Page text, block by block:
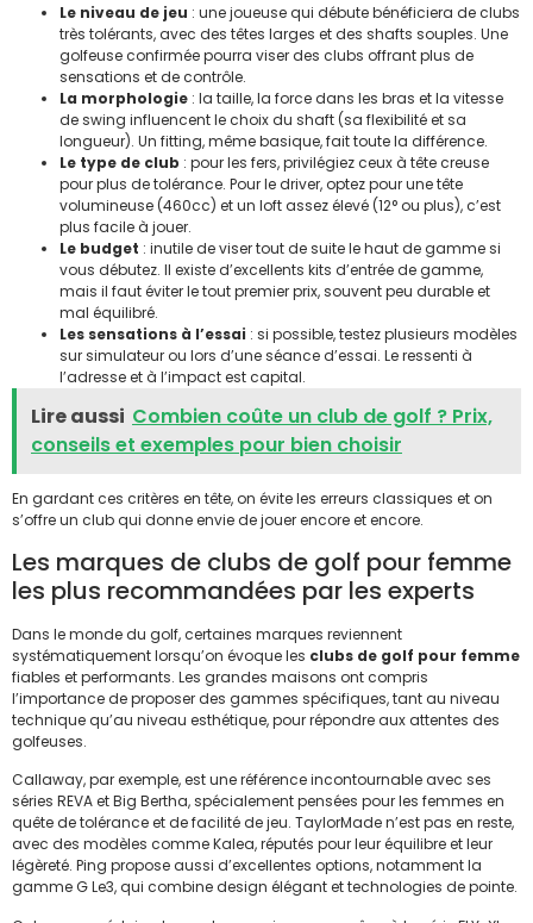
Le niveau de jeu : une joueuse qui débute bénéficiera de clubs
très tolérants, avec des têtes larges et des shafts souples. Une
golfeuse confirmée pourra viser des clubs offrant plus de
sensations et de contrôle.
La morphologie : la taille, la force dans les bras et la vitesse
de swing influencent le choix du shaft (sa flexibilité et sa
longueur). Un fitting, même basique, fait toute la différence.
Le type de club : pour les fers, privilégiez ceux à tête creuse
pour plus de tolérance. Pour le driver, optez pour une tête
volumineuse (460cc) et un loft assez élevé (12° ou plus), c’est
plus facile à jouer.
Le budget : inutile de viser tout de suite le haut de gamme si
vous débutez. Il existe d’excellents kits d’entrée de gamme,
mais il faut éviter le tout premier prix, souvent peu durable et
mal équilibré.
Les sensations à l’essai : si possible, testez plusieurs modèles
sur simulateur ou lors d’une séance d’essai. Le ressenti à
l’adresse et à l’impact est capital.
Lire aussi Combien coûte un club de golf ? Prix,
conseils et exemples pour bien choisir
En gardant ces critères en tête, on évite les erreurs classiques et on
s’offre un club qui donne envie de jouer encore et encore.
Les marques de clubs de golf pour femme
les plus recommandées par les experts
Dans le monde du golf, certaines marques reviennent
systématiquement lorsqu’on évoque les clubs de golf pour femme
fiables et performants. Les grandes maisons ont compris
l’importance de proposer des gammes spécifiques, tant au niveau
technique qu’au niveau esthétique, pour répondre aux attentes des
golfeuses.
Callaway, par exemple, est une référence incontournable avec ses
séries REVA et Big Bertha, spécialement pensées pour les femmes en
quête de tolérance et de facilité de jeu. TaylorMade n’est pas en reste,
avec des modèles comme Kalea, réputés pour leur équilibre et leur
légèreté. Ping propose aussi d’excellentes options, notamment la
gamme G Le3, qui combine design élégant et technologies de pointe.